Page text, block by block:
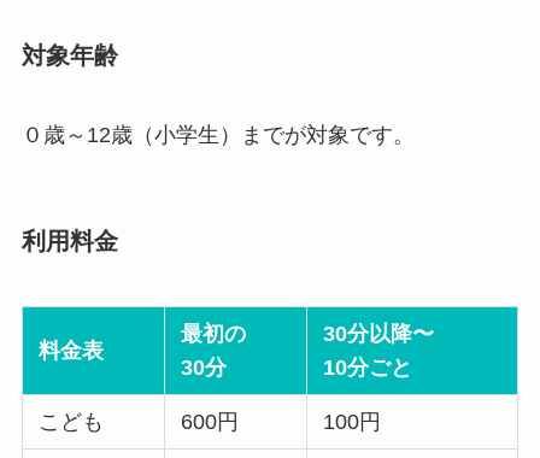
対象年齢
０歳～12歳（小学生）までが対象です。
利用料金
料金表
最初の
30分
30分以降〜
10分ごと
こども 600円 100円